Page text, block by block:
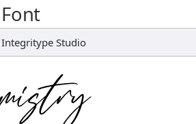
Integritype Studio